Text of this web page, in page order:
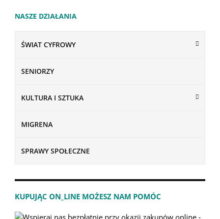
NASZE DZIAŁANIA
ŚWIAT CYFROWY
SENIORZY
KULTURA I SZTUKA
MIGRENA
SPRAWY SPOŁECZNE
KUPUJĄC ON_LINE MOŻESZ NAM POMÓC